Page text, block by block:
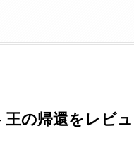
王の帰還をレビ